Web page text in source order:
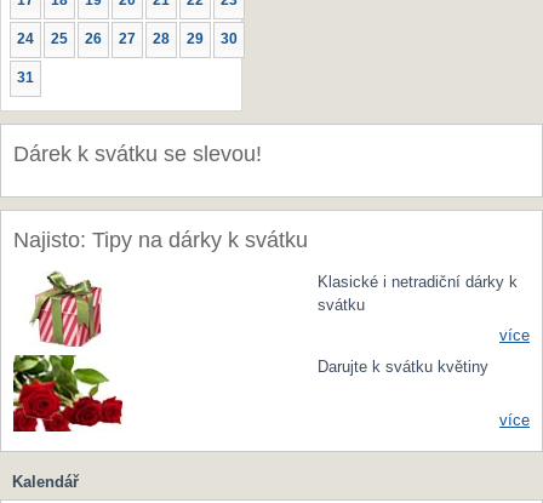
24 25 26 27 28 29 30
31
Dárek k svátku se slevou!
Najisto: Tipy na dárky k svátku
Klasické i netradiční dárky k
svátku
více
Darujte k svátku květiny
více
Kalendář